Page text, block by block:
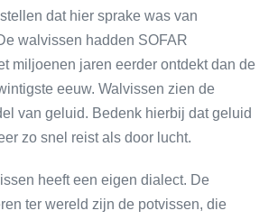
dat hier sprake was van
walvissen hadden SOFAR
miljoenen jaren eerder ontdekt dan de
eeuw. Walvissen zien de
van geluid. Bedenk hierbij dat geluid
zo snel reist als door lucht.
heeft een eigen dialect. De
ter wereld zijn de potvissen, die